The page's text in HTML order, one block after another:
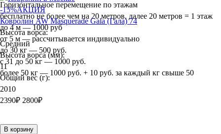
Горизонтальное перемещение по этажам
бесплатно не более чем на 20 метров, далее 20 метров = 1 этаж
до 4 м — 1000 руб
от 5 м — рассчитывается индивидуально
до 30 кг — 500 руб.
с 31 до 50 кг — 1000 руб.
более 50 кг — 1000 руб. + 10 руб. за каждый кг свыше 50
-15%АКЦИЯ
Ковролин AW Masquerade Gala (Гала) 74
Высота ворса:
Средний
Высота ворса (мм):
11
Общий вес (г):
2010
2390₽ 2800₽
В корзину